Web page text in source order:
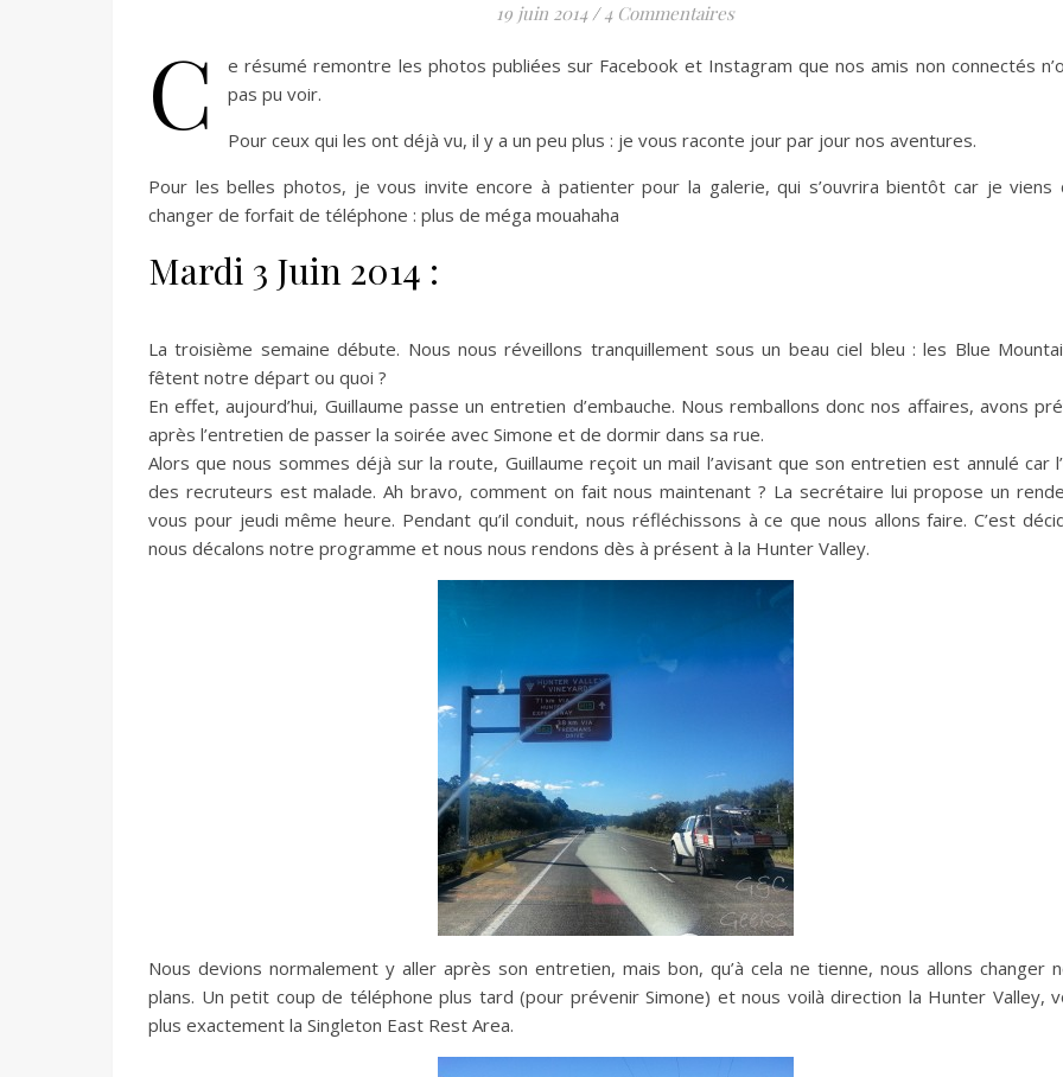
19 juin 2014 / 4 Commentaires
C
e résumé remontre les photos publiées sur Facebook et Instagram que nos amis non connectés
pas pu voir.
Pour ceux qui les ont déjà vu, il y a un peu plus : je vous raconte jour par jour nos aventures.
Pour les belles photos, je vous invite encore à patienter pour la galerie, qui s’ouvrira bientôt car je viens
changer de forfait de téléphone : plus de méga mouahaha
Mardi 3 Juin 2014 :
La troisième semaine débute. Nous nous réveillons tranquillement sous un beau ciel bleu : les Blue
fêtent notre départ ou quoi ?
En effet, aujourd’hui, Guillaume passe un entretien d’embauche. Nous remballons donc nos affaires, avons
après l’entretien de passer la soirée avec Simone et de dormir dans sa rue.
Alors que nous sommes déjà sur la route, Guillaume reçoit un mail l’avisant que son entretien est annulé car
des recruteurs est malade. Ah bravo, comment on fait nous maintenant ? La secrétaire lui propose un
vous pour jeudi même heure. Pendant qu’il conduit, nous réfléchissons à ce que nous allons faire. C’est
nous décalons notre programme et nous nous rendons dès à présent à la Hunter Valley.
Nous devions normalement y aller après son entretien, mais bon, qu’à cela ne tienne, nous allons changer
plans. Un petit coup de téléphone plus tard (pour prévenir Simone) et nous voilà direction la Hunter Valley,
plus exactement la Singleton East Rest Area.